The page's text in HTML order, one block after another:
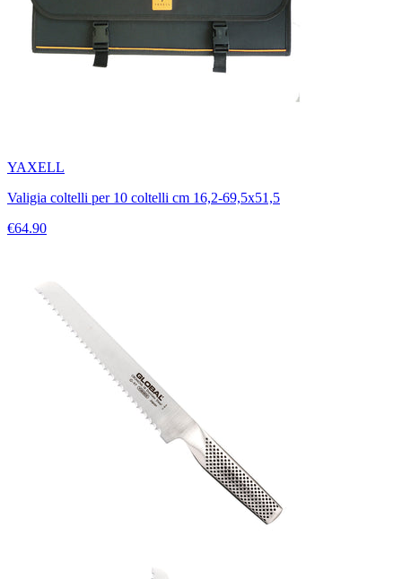
YAXELL
Valigia coltelli per 10 coltelli cm 16,2-69,5x51,5
€64.90